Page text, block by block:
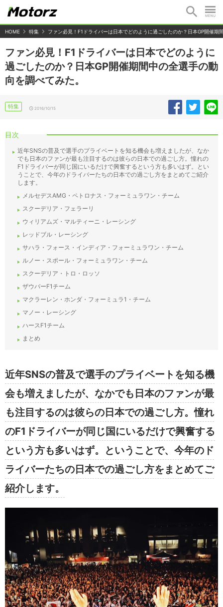
HOME 特集 ファン必見！F1ドライバーは日本でどのように過ごしたのか？日本GP開催期
ファン必見！F1ドライバーは日本でどのように
過ごしたのか？日本GP開催期間中の全選手の動
向を調べてみた。
特集 2016/10/15
目次
近年SNSの普及で選手のプライベートを知る機会も増えましたが、なか
でも日本のファンが最も注目するのは彼らの日本での過ごし方。憧れの
F1ドライバーが同じ国にいるだけで興奮するという方も多いはず。とい
うことで、今年のドライバーたちの日本での過ごし方をまとめてご紹介
します。
メルセデスAMG・ペトロナス・フォーミュラワン・チーム
スクーデリア・フェラーリ
ウィリアムズ・マルティーニ・レーシング
レッドブル・レーシング
サハラ・フォース・インディア・フォーミュラワン・チーム
ルノー・スポール・フォーミュラワン・チーム
スクーデリア・トロ・ロッソ
ザウバーF1チーム
マクラーレン・ホンダ・フォーミュラ1・チーム
マノー・レーシング
ハースF1チーム
まとめ
近年SNSの普及で選手のプライベートを知る機
会も増えましたが、なかでも日本のファンが最
も注目するのは彼らの日本での過ごし方。憧れ
のF1ドライバーが同じ国にいるだけで興奮する
という方も多いはず。ということで、今年のド
ライバーたちの日本での過ごし方をまとめてご
紹介します。